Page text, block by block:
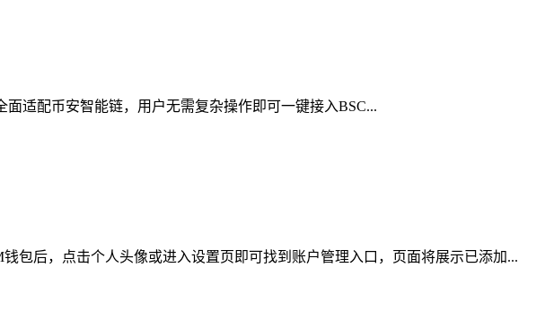
面适配币安智能链，用户无需复杂操作即可一键接入BSC...
包后，点击个人头像或进入设置页即可找到账户管理入口，页面将展示已添加...